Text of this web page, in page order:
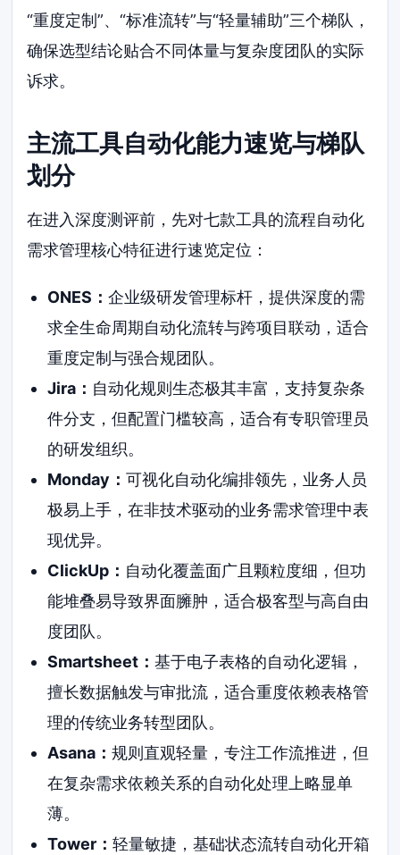
“重度定制”、“标准流转”与“轻量辅助”三个梯队，
确保选型结论贴合不同体量与复杂度团队的实际
诉求。
主流工具自动化能力速览与梯队
划分
在进入深度测评前，先对七款工具的流程自动化
需求管理核心特征进行速览定位：
ONES： 企业级研发管理标杆，提供深度的需
求全生命周期自动化流转与跨项目联动，适合
重度定制与强合规团队。
Jira： 自动化规则生态极其丰富，支持复杂条
件分支，但配置门槛较高，适合有专职管理员
的研发组织。
Monday： 可视化自动化编排领先，业务人员
极易上手，在非技术驱动的业务需求管理中表
现优异。
ClickUp： 自动化覆盖面广且颗粒度细，但功
能堆叠易导致界面臃肿，适合极客型与高自由
度团队。
Smartsheet： 基于电子表格的自动化逻辑，
擅长数据触发与审批流，适合重度依赖表格管
理的传统业务转型团队。
Asana： 规则直观轻量，专注工作流推进，但
在复杂需求依赖关系的自动化处理上略显单
薄。
Tower： 轻量敏捷，基础状态流转自动化开箱